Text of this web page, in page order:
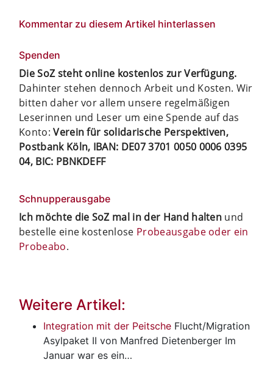
Kommentar zu diesem Artikel hinterlassen
Spenden
Die SoZ steht online kostenlos zur Verfügung.
Dahinter stehen dennoch Arbeit und Kosten. Wir
bitten daher vor allem unsere regelmäßigen
Leserinnen und Leser um eine Spende auf das
Konto:Verein für solidarische Perspektiven,
Postbank Köln, IBAN: DE07 3701 0050 0006 0395
04, BIC: PBNKDEFF
Schnupperausgabe
Ich möchte die SoZ mal in der Hand halten und
bestelle eine kostenlose Probeausgabe oder ein
Probeabo.
Weitere Artikel:
Integration mit der Peitsche Flucht/Migration
Asylpaket II von Manfred Dietenberger Im
Januar war es ein…